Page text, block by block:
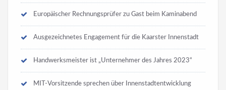
Europäischer Rechnungsprüfer zu Gast beim Kaminabend
Ausgezeichnetes Engagement für die Kaarster Innenstadt
Handwerksmeister ist „Unternehmer des Jahres 2023“
MIT-Vorsitzende sprechen über Innenstadtentwicklung